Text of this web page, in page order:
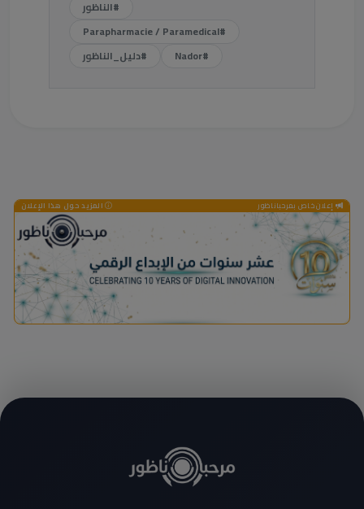
#الناظور
#Parapharmacie / Paramedical
#Nador
#دليل_الناظور
إعلان خاص بمرحباناظور المزيد حول هذا الإعلان